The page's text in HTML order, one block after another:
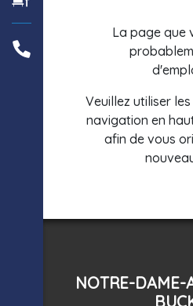
La page que
Veuillez utiliser
navigation en
afin de vous
NOTRE-DAME-